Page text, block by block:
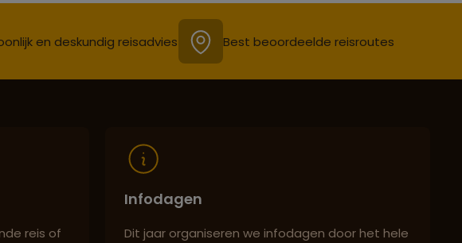
en deskundig reisadvies Best beoordeelde reisroutes
reis of
Infodagen
Dit jaar organiseren we infodagen door het hele